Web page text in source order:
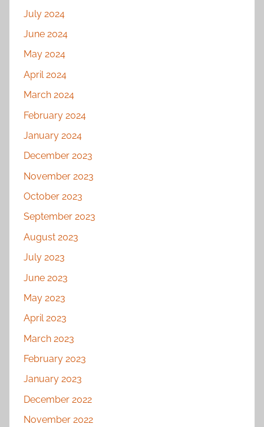
July 2024
June 2024
May 2024
April 2024
March 2024
February 2024
January 2024
December 2023
November 2023
October 2023
September 2023
August 2023
July 2023
June 2023
May 2023
April 2023
March 2023
February 2023
January 2023
December 2022
November 2022